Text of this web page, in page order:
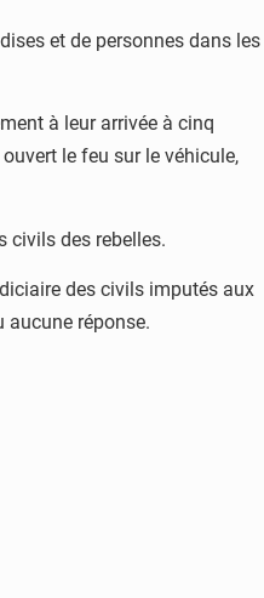
et de personnes dans les
à leur arrivée à cinq
le feu sur le véhicule,
civils des rebelles.
des civils imputés aux
aucune réponse.